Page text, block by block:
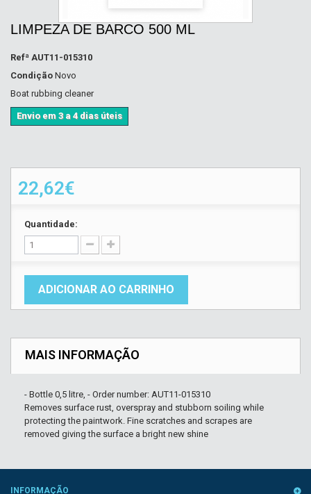
LIMPEZA DE BARCO 500 ML
Refª AUT11-015310
Condição Novo
Boat rubbing cleaner
Envio em 3 a 4 dias úteis
22,62€
Quantidade:
ADICIONAR AO CARRINHO
MAIS INFORMAÇÃO
- Bottle 0,5 litre, - Order number: AUT11-015310
Removes surface rust, overspray and stubborn soiling while
protecting the paintwork. Fine scratches and scrapes are
removed giving the surface a bright new shine
INFORMAÇÃO